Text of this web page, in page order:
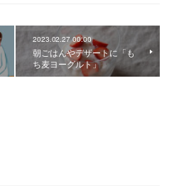
2023.02.27 00:00
朝ごはんやデザートに「も
ち麦ヨーグルト」